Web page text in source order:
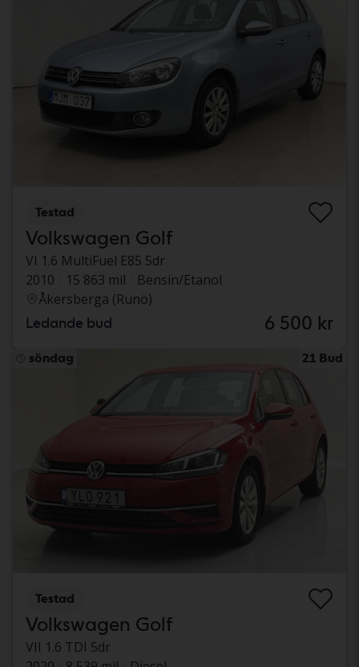
Testad
Volkswagen Golf
VI 1.6 MultiFuel E85 5dr
2010
15 863 mil
Bensin/Etanol
Åkersberga (Runö)
Ledande bud 6 500 kr
söndag 21 Bud
Testad
Volkswagen Golf
VII 1.6 TDI 5dr